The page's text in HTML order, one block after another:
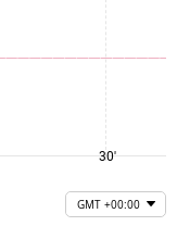
30'
GMT +00:00